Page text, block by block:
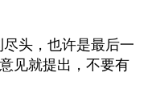
头，也许是最后一
见就提出，不要有